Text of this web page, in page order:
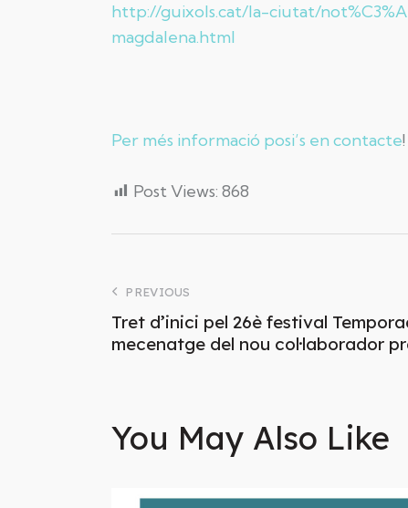
http://guixols.cat/la-ciutat/
magdalena.html
Per més informació posi’s en contacte!
Post Views: 868
PREVIOUS
Tret d’inici pel 26è festival
mecenatge del nou col·laborador
You May Also Like